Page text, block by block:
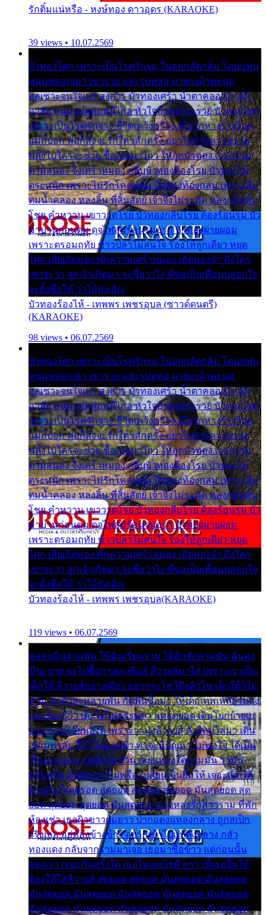
รักติ๋มแน่หรือ - หงษ์ทอง ดาวอุดร (KARAOKE)
39 views • 10.07.2569
บัวทองโศก เพราะเป็นโรครักรุม ในอกกลัดกลุ้ม โดนแฟน
หนุ่มหลอกเอา เขารวย และรูปหล่อ มาพะเน้าพะนอ
ออเซาะจนใจเบา สงสาร บัวทองเศร้า น้ำตาคลอเบ้า เฝ้า
อาลัย หนุ่มรูปหล่อหนีไกล หัวใจบัวทองระรวย บัวทองโศก
เพราะเป็นโรครักจาง ชีวิตเคว้งคว้าง เมื่อรักห่างร้างไกล
แม่ก็บอก พ่อก็สั่งจะรักใครสักครั้ง อย่าไปหวังความรวย
พลั้งไปใครจะช่วย ซื้อเปลมาไกว ให้ลูกบัวทอง เวรกรรม
ตามสนอง จึงเศร้าหมอง กลีบบัวทองต้องโรย บัวทองไม่
ตระหนัก เพราะไม่รักโคลนตม บัวทองท้องกลม เพราะลืม
ตมน้ำคลอง หลงลิ้น ที่สิ้นสัตย์ เจ้าจึงไม่ระมัด หลงกลิ่นลิ้น
โชย คำหวาน เขาวาดโรย บัวทองกลีบโรย ต้องร้อนรุม บัว
มาบานก่อนตูม ดุจไฟสุมร้อนรุมอุรา บัวทองผ่ายผอม
เพราะตรอมฤทัย ข้าวปลาไม่สนใจ ร้องไห้ลูกเดียว หยุด
โศก เสียเถิดทอง พักความเศร้าหมอง เถิดทองจ๋า ถึงใคร
เขาจะว่า ลูกเจ้าเกิดมา จะชื่อว่าไง พี่ขอเป็นเพื่อนปลอบใจ
จะตั้งชื่อให้ ว่าไอ้บังเอิญ
บัวทองร้องไห้ - เทพพร เพชรอุบล (ซาวด์ดนตรี)
(KARAOKE)
98 views • 06.07.2569
บัวทองโศก เพราะเป็นโรครักรุม ในอกกลัดกลุ้ม โดนแฟน
หนุ่มหลอกเอา เขารวย และรูปหล่อ มาพะเน้าพะนอ
ออเซาะจนใจเบา สงสาร บัวทองเศร้า น้ำตาคลอเบ้า เฝ้า
อาลัย หนุ่มรูปหล่อหนีไกล หัวใจบัวทองระรวย บัวทองโศก
เพราะเป็นโรครักจาง ชีวิตเคว้งคว้าง เมื่อรักห่างร้างไกล
แม่ก็บอก พ่อก็สั่งจะรักใครสักครั้ง อย่าไปหวังความรวย
พลั้งไปใครจะช่วย ซื้อเปลมาไกว ให้ลูกบัวทอง เวรกรรม
ตามสนอง จึงเศร้าหมอง กลีบบัวทองต้องโรย บัวทองไม่
ตระหนัก เพราะไม่รักโคลนตม บัวทองท้องกลม เพราะลืม
ตมน้ำคลอง หลงลิ้น ที่สิ้นสัตย์ เจ้าจึงไม่ระมัด หลงกลิ่นลิ้น
โชย คำหวาน เขาวาดโรย บัวทองกลีบโรย ต้องร้อนรุม บัว
มาบานก่อนตูม ดุจไฟสุมร้อนรุมอุรา บัวทองผ่ายผอม
เพราะตรอมฤทัย ข้าวปลาไม่สนใจ ร้องไห้ลูกเดียว หยุด
โศก เสียเถิดทอง พักความเศร้าหมอง เถิดทองจ๋า ถึงใคร
เขาจะว่า ลูกเจ้าเกิดมา จะชื่อว่าไง พี่ขอเป็นเพื่อนปลอบใจ
จะตั้งชื่อให้ ว่าไอ้บังเอิญ
บัวทองร้องไห้ - เทพพร เพชรอุบล(KARAOKE)
119 views • 06.07.2569
พ่อส่งเงินสามพัน ให้ฉันเรียนราม ได้อีกสักสามพัน ฉันคง
บ๊าย บาย จะไปซื้อกางเกงยีนส์ ลีวายส์มาใส่ เพราะเราเป็น
เด็กใต้ ลีวายส์อย่างเดียว อยากจะโชว์ถึงหิวโซ เด็กใต้ก็ไม่
หวั่น ตกตัวละหลายพัน กัดฟันซื้อมา ให้เด็กเทพเหลียวมอง
และต้องรู้ว่า เด็กใต้ไม่ธรรมดา แต่สุดยอด เดินโยกย้ายเย
ยวน กวนโอ๊ยพอได้ เพราะว่านุ่งลีวายส์ ตัวใหม่ใส่มา เดิน
เข้ามหาลัย จิ๊กโก๊มองหน้า ท่าจะมีปัญหา ไม่พอใจ ได้เป็น
เรื่องแน่นอน แต่ฉันไม่หวั่น เลยแหลงใต้ถามมัน ว่ามัน
พรั่นพรือ มันตอบว่าไม่พรื่อ เปลี่ยนเป็นยิ้มให้ เจอะเด็กใต้
ด้วยกัน ก็เลยรอด สุดยอด สุดยอด สุดยอด มันสุดยอด สุด
ยอด สุดยอด สุดยอด มันสุดยอด แอบหลงรักสาวราม ที่พัก
ห้องเช่า เธอผิวขาวผมยาว ปากแดงแหลงกลาง ถูกสเป็ก
จริงเธอ อยู่ห้องข้างข้าง อยากเข้าไปแหลงกลาง กลัว
ทองแดง กลับจากรามมาเจอ เธอมาซื้อข้าว แต่ก่อนนั้น
สองเรา เจอะกันครั้งใด เธอไม่เคยไยดี คราวนี้เธอยิ้มให้
ต้องให้ใส่ลีวายส์ สุดยอด สุดยอด มันสุดยอด มันสุดยอด
มันสุดยอด มันสุดยอด มันสุดยอด มันสุดยอด มันสุดยอด
มันสุดยอด มันสุดยอด มันสุดยอด มันสุดยอด มันสุดยอด